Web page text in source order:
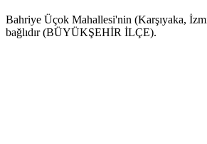
Bahriye Üçok Mahallesi'nin (Karşıyaka,
bağlıdır (BÜYÜKŞEHİR İLÇE).